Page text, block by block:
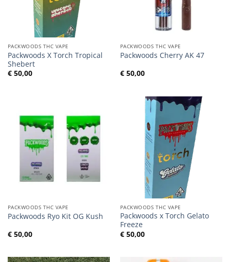
PACKWOODS THC VAPE
Packwoods X Torch Tropical
Shebert
€50,00
PACKWOODS THC VAPE
Packwoods Cherry AK 47
€50,00
PACKWOODS THC VAPE
Packwoods Ryo Kit OG Kush
€50,00
PACKWOODS THC VAPE
Packwoods x Torch Gelato
Freeze
€50,00